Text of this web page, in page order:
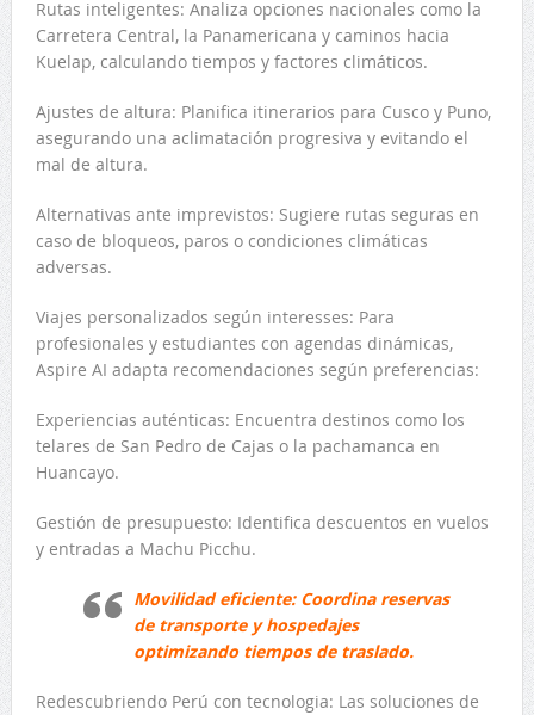
Rutas inteligentes: Analiza opciones nacionales como la
Carretera Central, la Panamericana y caminos hacia
Kuelap, calculando tiempos y factores climáticos.
Ajustes de altura: Planifica itinerarios para Cusco y Puno,
asegurando una aclimatación progresiva y evitando el
mal de altura.
Alternativas ante imprevistos: Sugiere rutas seguras en
caso de bloqueos, paros o condiciones climáticas
adversas.
Viajes personalizados según interesses: Para
profesionales y estudiantes con agendas dinámicas,
Aspire AI adapta recomendaciones según preferencias:
Experiencias auténticas: Encuentra destinos como los
telares de San Pedro de Cajas o la pachamanca en
Huancayo.
Gestión de presupuesto: Identifica descuentos en vuelos
y entradas a Machu Picchu.
Movilidad eficiente: Coordina reservas
de transporte y hospedajes
optimizando tiempos de traslado.
Redescubriendo Perú con tecnologia: Las soluciones de